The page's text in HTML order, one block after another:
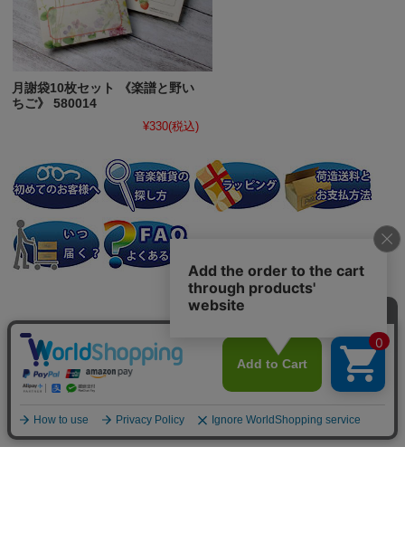
月謝袋10枚セット 《楽譜と野い
ちご》 580014
¥330(税込)